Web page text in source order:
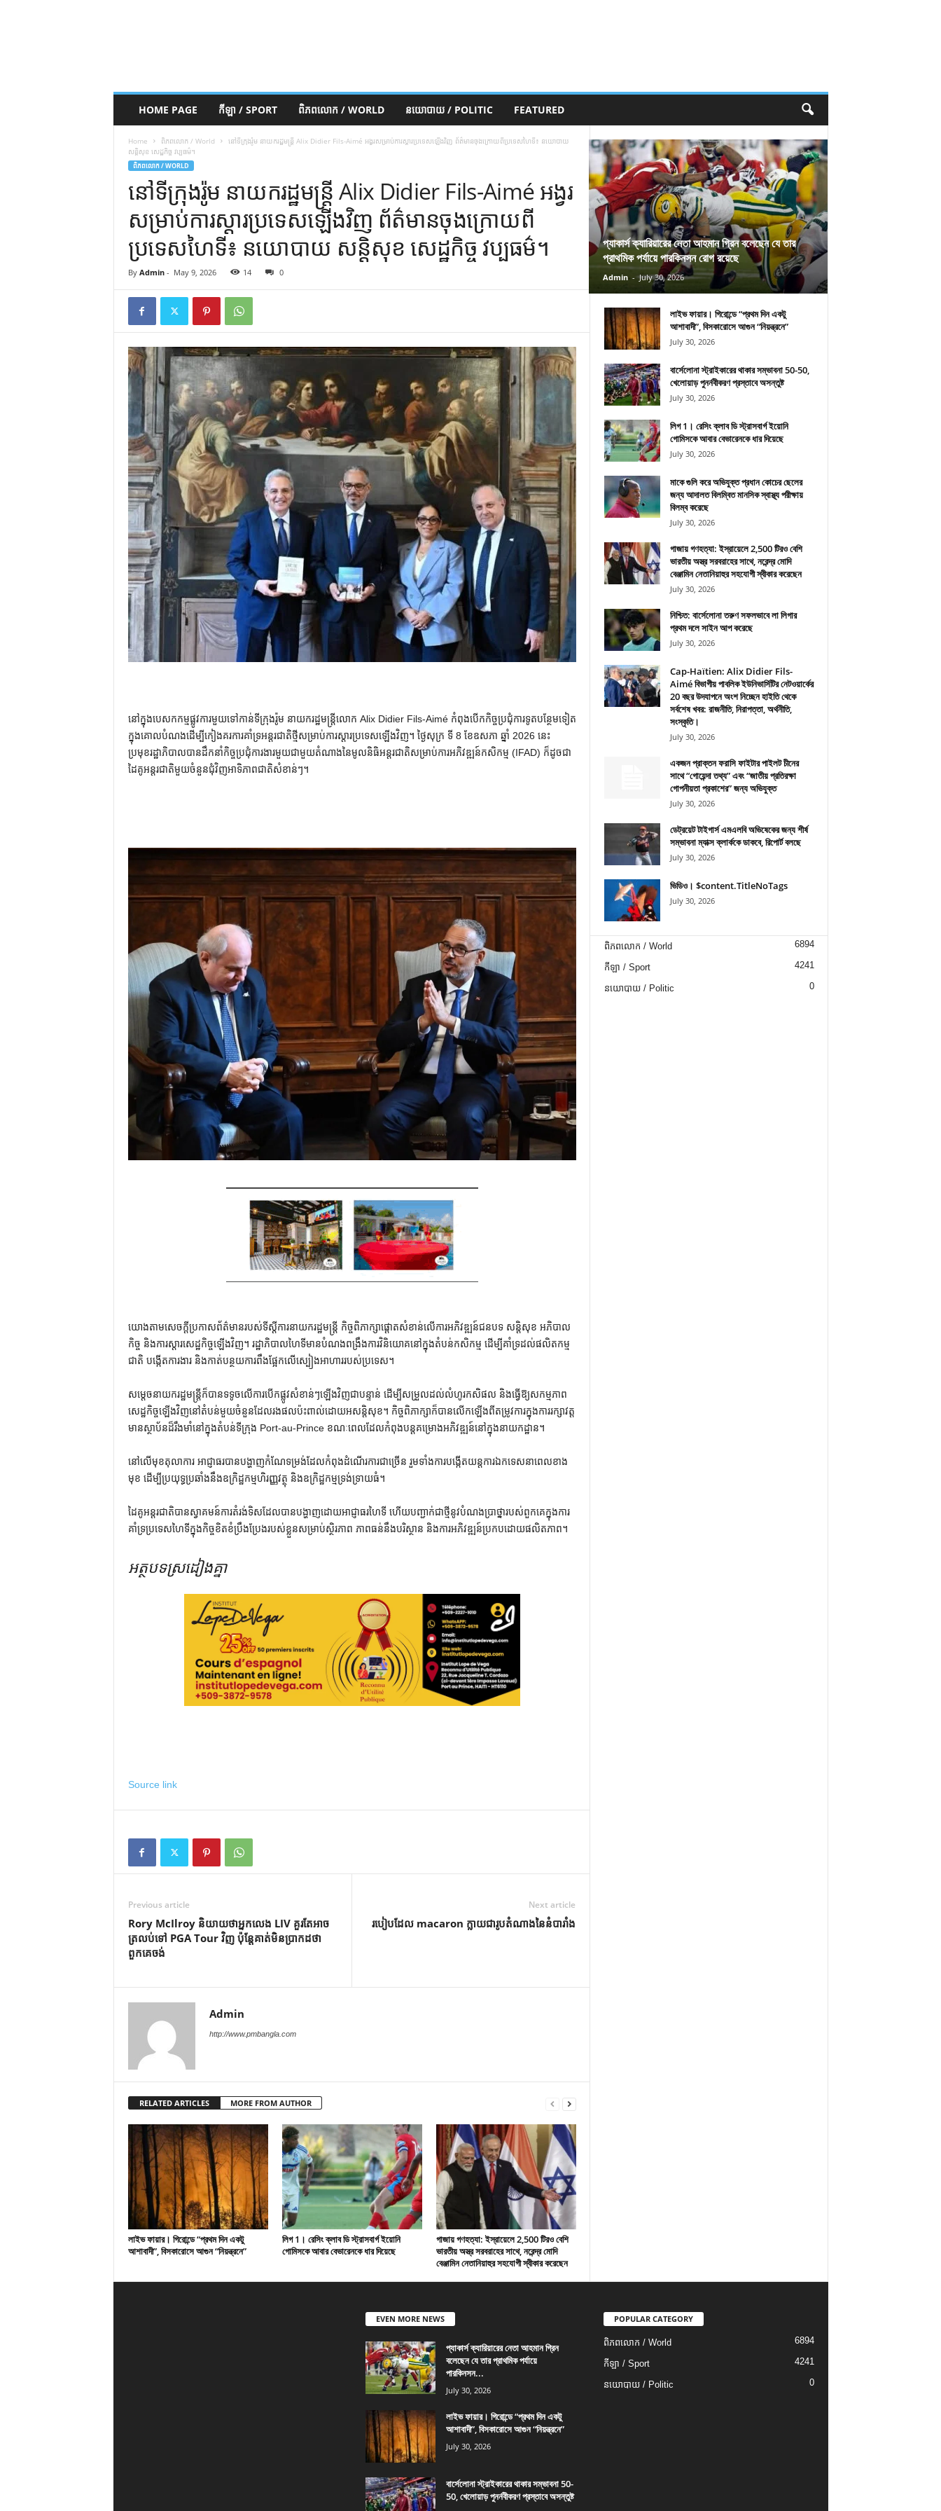
HOME PAGE កីឡា / SPORT ពិភពលោក / WORLD នយោបាយ / POLITIC FEATURED
Home ពិភពលោក / World
នៅទីក្រុងរ៉ូម នាយករដ្ឋមន្រ្តី Alix Didier Fils-Aimé អង្វរសម្រាប់ការស្តារប្រទេសឡើងវិញ ព័ត៌មានចុងក្រោយពីប្រទេសហៃទី៖ នយោបាយ
សន្តិសុខ សេដ្ឋកិច្ច វប្បធម៌។
ពិភពលោក / WORLD
នៅទីក្រុងរ៉ូម នាយករដ្ឋមន្រ្តី Alix Didier Fils-Aimé អង្វរ
សម្រាប់ការស្តារប្រទេសឡើងវិញ ព័ត៌មានចុងក្រោយពី
ប្រទេសហៃទី៖ នយោបាយ សន្តិសុខ សេដ្ឋកិច្ច វប្បធម៌។
By Admin- May 9, 2026 14 0
នៅក្នុងបេសកកម្មផ្លូវការមួយទៅកាន់ទីក្រុងរ៉ូម នាយករដ្ឋមន្រ្តីលោក Alix Didier Fils-Aimé កំពុងបើកកិច្ចប្រជុំការទូតបន្ថែមទៀត
ក្នុងគោលបំណងដើម្បីកៀងគរការគាំទ្រអន្តរជាតិថ្មីសម្រាប់ការស្តារប្រទេសឡើងវិញ។ ថ្ងៃសុក្រ ទី 8 ខែឧសភា ឆ្នាំ 2026 នេះ
ប្រមុខរដ្ឋាភិបាលបានដឹកនាំកិច្ចប្រជុំការងារមួយជាមួយតំណាងនៃមូលនិធិអន្តរជាតិសម្រាប់ការអភិវឌ្ឍន៍កសិកម្ម (IFAD) ក៏ដូចជា
ដៃគូអន្តរជាតិមួយចំនួនជុំវិញអាទិភាពជាតិសំខាន់ៗ។
យោងតាមសេចក្តីប្រកាសព័ត៌មានរបស់ទីស្តីការនាយករដ្ឋមន្រ្តី កិច្ចពិភាក្សាផ្តោតសំខាន់លើការអភិវឌ្ឍន៍ជនបទ សន្តិសុខ អភិបាល
កិច្ច និងការស្តារសេដ្ឋកិច្ចឡើងវិញ។ រដ្ឋាភិបាលហៃទីមានបំណងពង្រឹងការវិនិយោគនៅក្នុងតំបន់កសិកម្ម ដើម្បីគាំទ្រដល់ផលិតកម្ម
ជាតិ បង្កើតការងារ និងកាត់បន្ថយការពឹងផ្អែកលើស្បៀងអាហាររបស់ប្រទេស។
សម្តេចនាយករដ្ឋមន្ត្រីក៏បានទទូចលើការបើកផ្លូវសំខាន់ៗឡើងវិញជាបន្ទាន់ ដើម្បីសម្រួលដល់លំហូរកសិផល និងធ្វើឱ្យសកម្មភាព
សេដ្ឋកិច្ចឡើងវិញនៅតំបន់មួយចំនួនដែលរងផលប៉ះពាល់ដោយអសន្តិសុខ។ កិច្ចពិភាក្សាក៏បានលើកឡើងពីតម្រូវការក្នុងការរក្សាវត្ត
មានស្ថាប័នដ៏រឹងមាំនៅក្នុងតំបន់ទីក្រុង Port-au-Prince ខណៈពេលដែលកំពុងបន្តគម្រោងអភិវឌ្ឍន៍នៅក្នុងនាយកដ្ឋាន។
នៅលើមុខតុលាការ អាជ្ញាធរបានបង្ហាញកំណែទម្រង់ដែលកំពុងដំណើរការជាច្រើន រួមទាំងការបង្កើតយន្តការឯកទេសនាពេលខាង
មុខ ដើម្បីប្រយុទ្ធប្រឆាំងនឹងឧក្រិដ្ឋកម្មហិរញ្ញវត្ថុ និងឧក្រិដ្ឋកម្មទ្រង់ទ្រាយធំ។
ដៃគូអន្តរជាតិបានស្វាគមន៍ការតំរង់ទិសដែលបានបង្ហាញដោយអាជ្ញាធរហៃទី ហើយបញ្ជាក់ជាថ្មីនូវបំណងប្រាថ្នារបស់ពួកគេក្នុងការ
គាំទ្រប្រទេសហៃទីក្នុងកិច្ចខិតខំប្រឹងប្រែងរបស់ខ្លួនសម្រាប់ស្ថិរភាព ភាពធន់នឹងបរិស្ថាន និងការអភិវឌ្ឍន៍ប្រកបដោយផលិតភាព។
អត្ថបទស្រដៀងគ្នា
Source link
Previous article
Rory McIlroy និយាយថាអ្នកលេង LIV គួរតែអាច
ត្រលប់ទៅ PGA Tour វិញ ប៉ុន្តែគាត់មិនប្រាកដថា
ពួកគេចង់
Next article
របៀបដែល macaron ក្លាយជារូបតំណាងនៃនំបារាំង
Admin
http://www.pmbangla.com
RELATED ARTICLES MORE FROM AUTHOR
লাইভ ফায়ার। গিরোন্ডে “প্রথম দিন একটু
আশাবাদী”, বিসকারোসে আগুন “নিয়ন্ত্রনে”
লিগ 1। রেসিং ক্লাব ডি স্ট্রাসবার্গ ইয়োনি
গোমিসকে আবার বেভারেনকে ধার দিয়েছে
গাজায় গণহত্যা: ইস্রায়েলে 2,500 টিরও বেশি
ভারতীয় অস্ত্র সরবরাহের সাথে, নরেন্দ্র মোদি
বেঞ্জামিন নেতানিয়াহুর সহযোগী স্বীকার করেছেন
প্যাকার্স ক্যারিয়ারের নেতা আহমান গ্রিন বলেছেন যে তার
প্রাথমিক পর্যায়ে পারকিনসন রোগ রয়েছে
Admin - July 30, 2026
লাইভ ফায়ার। গিরোন্ডে “প্রথম দিন একটু
আশাবাদী”, বিসকারোসে আগুন “নিয়ন্ত্রনে”
July 30, 2026
বার্সেলোনা স্ট্রাইকারের থাকার সম্ভাবনা 50-50,
খেলোয়াড় পুনর্নবীকরণ প্রস্তাবে অসন্তুষ্ট
July 30, 2026
লিগ 1। রেসিং ক্লাব ডি স্ট্রাসবার্গ ইয়োনি
গোমিসকে আবার বেভারেনকে ধার দিয়েছে
July 30, 2026
মাকে গুলি করে অভিযুক্ত প্রধান কোচের ছেলের
জন্য আদালত বিলম্বিত মানসিক স্বাস্থ্য পরীক্ষায়
বিলম্ব করেছে
July 30, 2026
গাজায় গণহত্যা: ইস্রায়েলে 2,500 টিরও বেশি
ভারতীয় অস্ত্র সরবরাহের সাথে, নরেন্দ্র মোদি
বেঞ্জামিন নেতানিয়াহুর সহযোগী স্বীকার করেছেন
July 30, 2026
নিশ্চিত: বার্সেলোনা তরুণ সফলভাবে লা লিগার
প্রথম দলে সাইন আপ করেছে
July 30, 2026
Cap-Haïtien: Alix Didier Fils-
Aimé বিভাগীয় পাবলিক ইউনিভার্সিটির নেটওয়ার্কের
20 বছর উদযাপনে অংশ নিচ্ছেন হাইতি থেকে
সর্বশেষ খবর: রাজনীতি, নিরাপত্তা, অর্থনীতি,
সংস্কৃতি।
July 30, 2026
একজন প্রাক্তন ফরাসি ফাইটার পাইলট চীনের
সাথে “গোয়েন্দা তথ্য” এবং “জাতীয় প্রতিরক্ষা
গোপনীয়তা প্রকাশের” জন্য অভিযুক্ত
July 30, 2026
ডেট্রয়েট টাইগার্স এমএলবি অভিষেকের জন্য শীর্ষ
সম্ভাবনা ম্যাক্স ক্লার্ককে ডাকবে, রিপোর্ট বলছে
July 30, 2026
ভিডিও। $content.TitleNoTags
July 30, 2026
ពិភពលោក / World 6894
កីឡា / Sport 4241
នយោបាយ / Politic 0
EVEN MORE NEWS
প্যাকার্স ক্যারিয়ারের নেতা আহমান গ্রিন
বলেছেন যে তার প্রাথমিক পর্যায়ে
পারকিনসন...
July 30, 2026
লাইভ ফায়ার। গিরোন্ডে “প্রথম দিন একটু
আশাবাদী”, বিসকারোসে আগুন “নিয়ন্ত্রনে”
July 30, 2026
বার্সেলোনা স্ট্রাইকারের থাকার সম্ভাবনা 50-
50, খেলোয়াড় পুনর্নবীকরণ প্রস্তাবে অসন্তুষ্ট
POPULAR CATEGORY
ពិភពលោក / World 6894
កីឡា / Sport 4241
នយោបាយ / Politic 0